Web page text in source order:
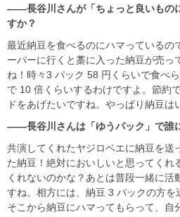
――長谷川さんが「ちょっと良いもの
すか？
最近納豆を食べるのにハマっているの
ーパーに行くと藁に入った納豆が売っ
ね！時々3 パック 58 円くらいで食べ
で 10 倍くらいするわけですよ。節約
ドをあげたいですね。やっぱり納豆は
――長谷川さんは「ゆうパック」で誰
共演してくれたヤジロベエに納豆を送
た納豆！絶対においしいと思ってくれ
くれないのかな？あとは普段一緒に
すね。相方には、納豆 3 パックの方を
そこから納豆にハマってもらって、自